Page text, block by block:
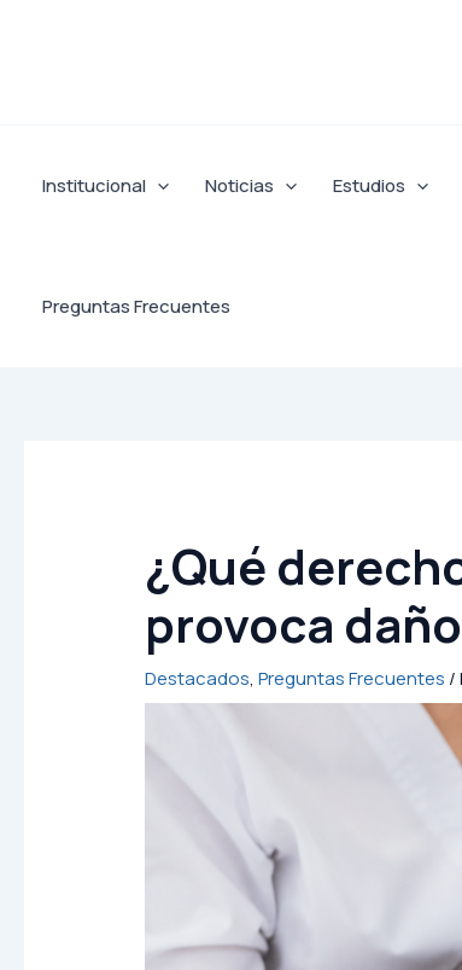
Institucional Noticias Estudios
Preguntas Frecuentes
¿Qué
provoca
Destacados,Preguntas Frecuentes /